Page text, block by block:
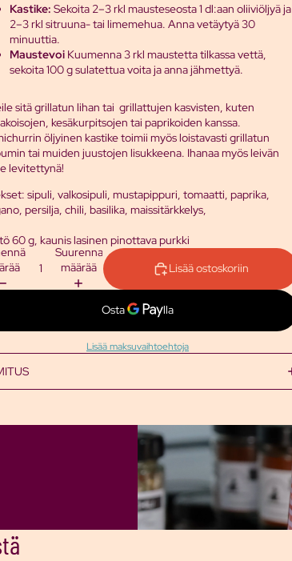
Kastike: Sekoita 2–3 rkl mausteseosta 1 dl:aan oliiviöljyä ja
2–3 rkl sitruuna- tai limemehua. Anna vetäytyä 30
minuuttia.
Maustevoi Kuumenna 3 rkl maustetta tilkassa vettä,
sekoita 100 g sulatettua voita ja anna jähmettyä.
sitä grillatun lihan tai grillattujen kasvisten, kuten
kesäkurpitsojen tai paprikoiden kanssa.
öljyinen kastike toimii myös loistavasti grillatun
tai muiden juustojen lisukkeena. Ihanaa myös leivän
levitettynä!
sipuli, valkosipuli, mustapippuri, tomaatti, paprika,
persilja, chili, basilika, maissitärkkelys,
60 g, kaunis lasinen pinottava purkki
Suurenna
määrää
Lisää ostoskoriin
Lisää maksuvaihtoehtoja